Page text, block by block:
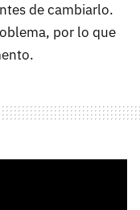
de cambiarlo.
por lo que